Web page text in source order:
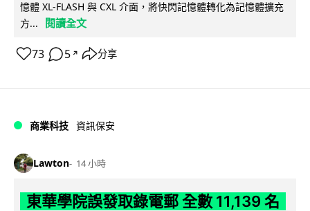
憶體 XL-FLASH 與 CXL 介面，將快閃記憶體轉化為記憶體擴充
方...
閱讀全文
73 5 ↗ 分享
商業科技 資訊保安
Lawton 14 小時
東華學院誤發取錄電郵 全數 11,139 名